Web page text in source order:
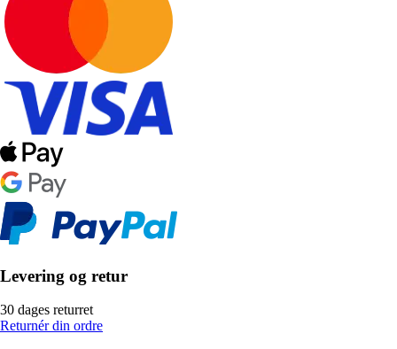
Levering og retur
30 dages returret
Returnér din ordre